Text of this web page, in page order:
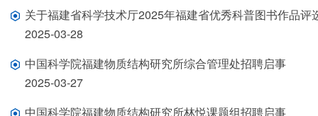
关于福建省科学技术厅2025年福建省优秀科普图书作品评
2025-03-28
中国科学院福建物质结构研究所综合管理处招聘启事
2025-03-27
中国科学院福建物质结构研究所林悦课题组招聘启事